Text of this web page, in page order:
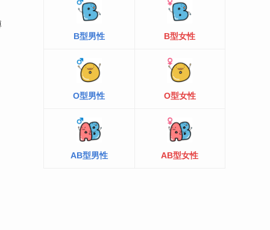
B型男性 B型女性
O型男性 O型女性
AB型男性 AB型女性